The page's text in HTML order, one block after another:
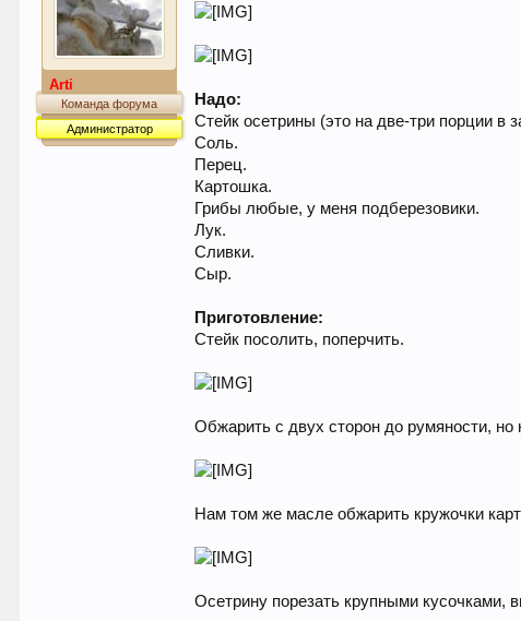
Arti
Команда форума
Администратор
Надо:
Стейк осетрины (это на две-три порции в
Соль.
Перец.
Картошка.
Грибы любые, у меня подберезовики.
Лук.
Сливки.
Сыр.
Приготовление:
Стейк посолить, поперчить.
Обжарить с двух сторон до румяности, но
Нам том же масле обжарить кружочки
Осетрину порезать крупными кусочками,